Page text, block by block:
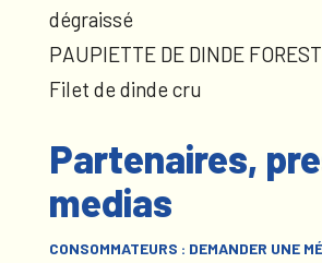
dégraissé
PAUPIETTE DE DINDE
Filet de dinde cru
Partenaires,
medias
CONSOMMATEURS : DEMANDER UNE